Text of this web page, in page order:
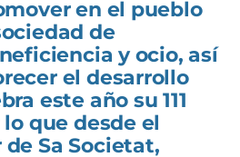
en el pueblo
de
y ocio, así
el desarrollo
este año su 111
que desde el
Sa Societat,